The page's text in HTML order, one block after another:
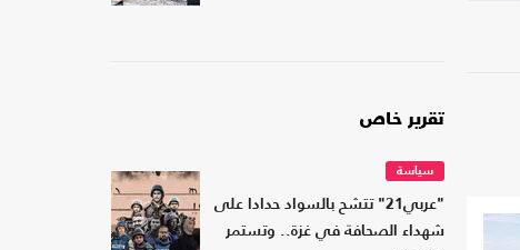
تقرير خاص
سياسة
"عربي21" تتشح بالسواد حدادا على
شهداء الصحافة في غزة.. وتستمر